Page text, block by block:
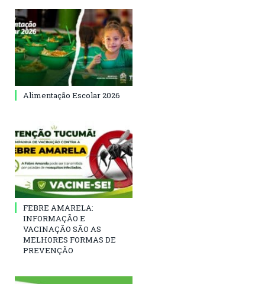
Alimentação Escolar 2026
FEBRE AMARELA:
INFORMAÇÃO E
VACINAÇÃO SÃO AS
MELHORES FORMAS DE
PREVENÇÃO